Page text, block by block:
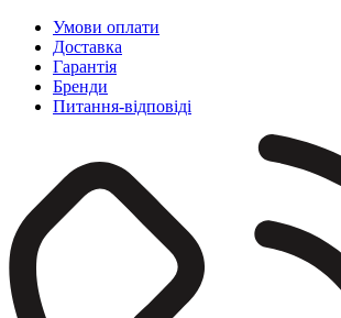
Умови оплати
Доставка
Гарантія
Бренди
Питання-відповіді